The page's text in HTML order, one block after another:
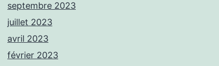
septembre 2023
juillet 2023
avril 2023
février 2023